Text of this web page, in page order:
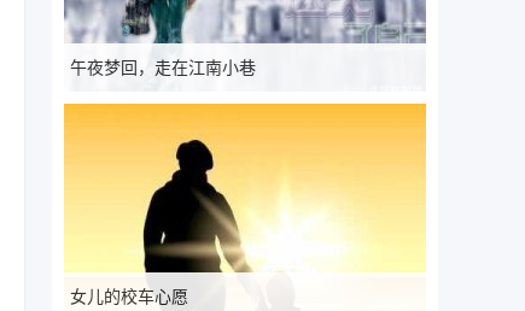
午夜梦回，走在江南小巷
女儿的校车心愿